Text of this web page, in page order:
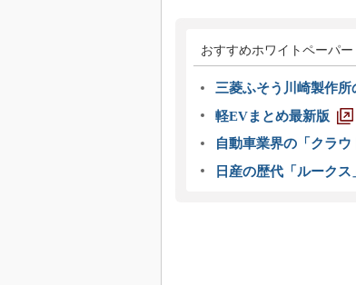
おすすめホワイトペーパー
三菱ふそう川崎製作
軽EVまとめ最新版
自動車業界の「クラ
日産の歴代「ルーク